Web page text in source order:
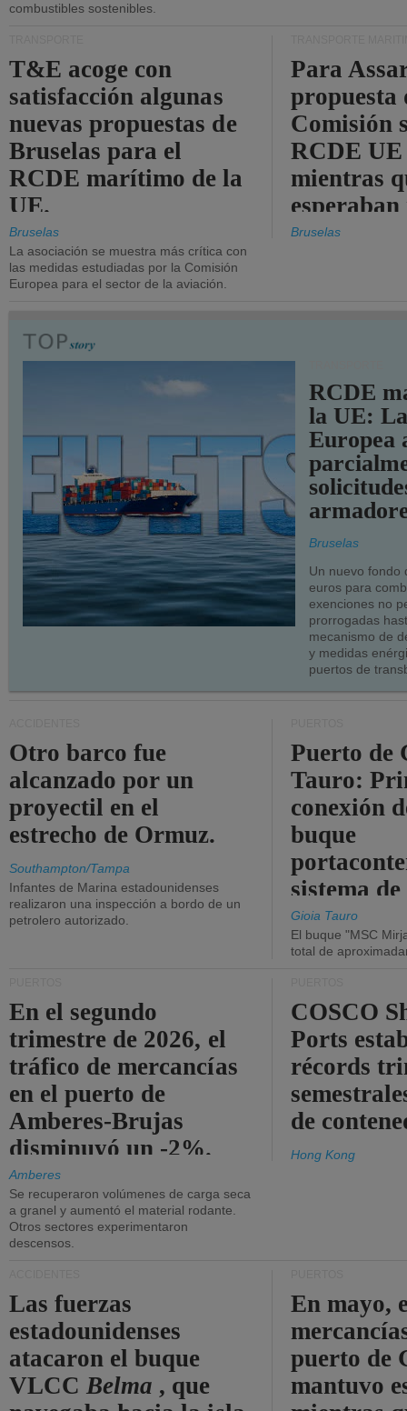
combustibles sostenibles.
T&E acoge con
satisfacción algunas
nuevas propuestas de
Bruselas para el
RCDE marítimo de la
UE.
Bruselas
La asociación se muestra más crítica con
las medidas estudiadas por la Comisión
Europea para el sector de la aviación.
Para
propuesta
Comisión
RCDE
mientras
más
Bruselas
RCDE
la UE:
Europea
Bruselas
Un nuevo fondo
euros para
exenciones no
prorrogadas
mecanismo de
y medidas
puertos de
Otro barco fue
alcanzado por un
proyectil en el
estrecho de Ormuz.
Southampton/Tampa
Infantes de Marina estadounidenses
realizaron una inspección a bordo de un
petrolero autorizado.
Puerto de
Tauro:
conexión
buque
sistema
la red
Gioia Tauro
El buque "MSC
total de
En el segundo
trimestre de 2026, el
tráfico de mercancías
en el puerto de
Amberes-Brujas
disminuyó un -2%.
Amberes
Se recuperaron volúmenes de carga seca
a granel y aumentó el material rodante.
Otros sectores experimentaron
descensos.
COSCO
Ports
récords
de
Hong Kong
Las fuerzas
estadounidenses
atacaron el buque
VLCCBelma , que
En mayo,
puerto de
mantuvo